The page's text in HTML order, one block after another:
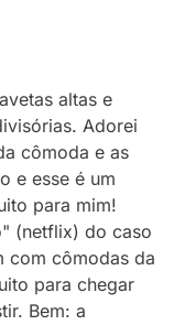
altas e
Adorei
cômoda e as
e esse é um
para mim!
(netflix) do caso
com cômodas da
para chegar
Bem: a